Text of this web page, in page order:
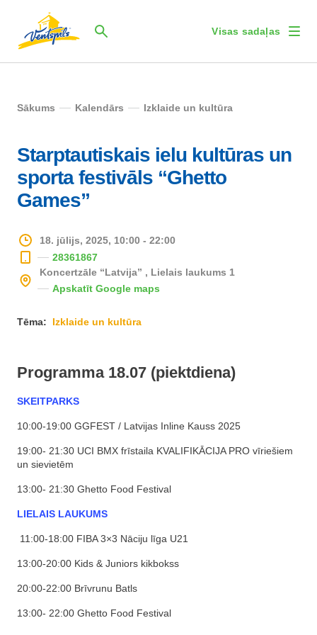
Visas sadaļas
Sākums Kalendārs Izklaide un kultūra
Starptautiskais ielu kultūras un
sporta festivāls “Ghetto
Games”
18. jūlijs, 2025, 10:00 - 22:00
28361867
Koncertzāle “Latvija” , Lielais laukums 1
Apskatīt Google maps
Tēma: Izklaide un kultūra
Programma 18.07 (piektdiena)
SKEITPARKS
10:00-19:00 GGFEST / Latvijas Inline Kauss 2025
19:00- 21:30 UCI BMX frīstaila KVALIFIKĀCIJA PRO vīriešiem
un sievietēm
13:00- 21:30 Ghetto Food Festival
LIELAIS LAUKUMS
11:00-18:00 FIBA ​​3×3 Nāciju līga U21
13:00-20:00 Kids & Juniors kikbokss
20:00-22:00 Brīvrunu Batls
13:00- 22:00 Ghetto Food Festival